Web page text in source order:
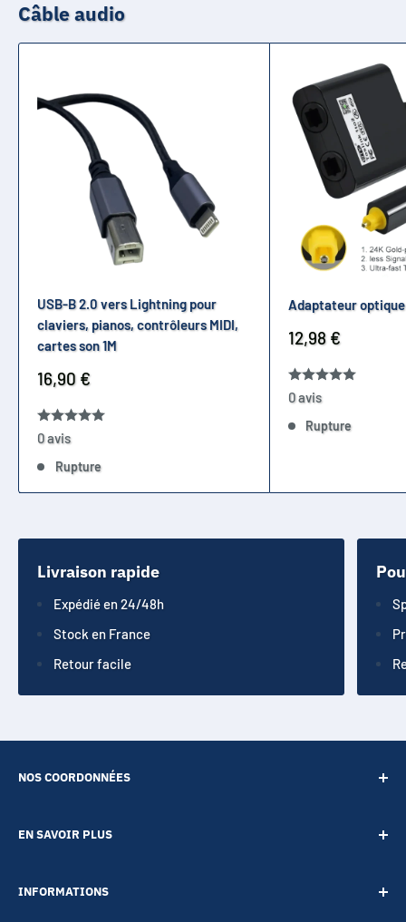
Câble audio
USB-B 2.0 vers Lightning pour
claviers, pianos, contrôleurs MIDI,
cartes son 1M
Prix
réduit
16,90 €
0 avis
Rupture
Adaptateur optique
Prix
réduit
12,98 €
0 avis
Rupture
Livraison rapide
Expédié en 24/48h
Stock en France
Retour facile
NOS COORDONNÉES
EN SAVOIR PLUS
A propos
INFORMATIONS